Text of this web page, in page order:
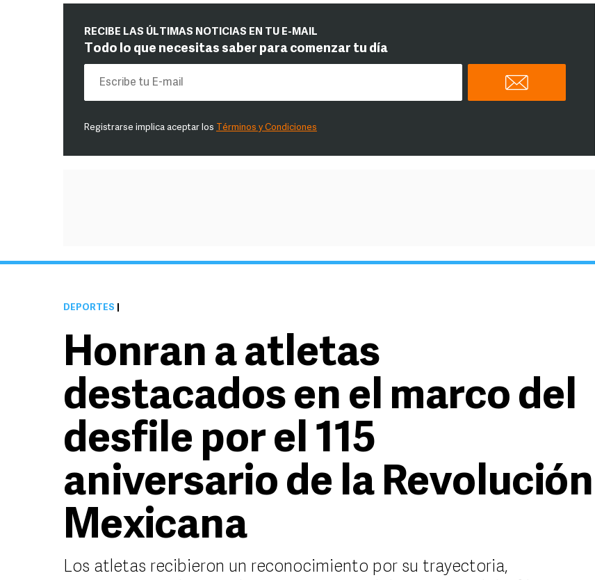
RECIBE LAS ÚLTIMAS NOTICIAS EN TU E-MAIL
Todo lo que necesitas saber para comenzar tu día
Registrarse implica aceptar los Términos y Condiciones
DEPORTES
Honran a atletas
destacados en el marco del
desfile por el 115
aniversario de la Revolución
Mexicana
Los atletas recibieron un reconocimiento por su trayectoria,